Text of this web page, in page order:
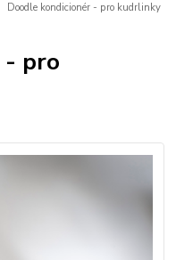
Doodle kondicionér - pro kudrlinky
- pro